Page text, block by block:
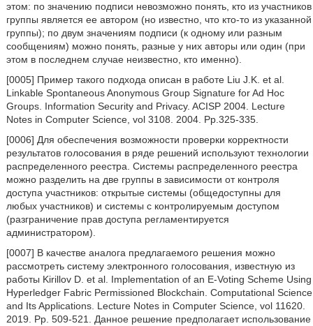
этом: по значению подписи невозможно понять, кто из участников
группы является ее автором (но известно, что кто-то из указанной
группы); по двум значениям подписи (к одному или разным
сообщениям) можно понять, разные у них авторы или один (при
этом в последнем случае неизвестно, кто именно).
[0005] Пример такого подхода описан в работе Liu J.K. et al.
Linkable Spontaneous Anonymous Group Signature for Ad Hoc
Groups. Information Security and Privacy. ACISP 2004. Lecture
Notes in Computer Science, vol 3108. 2004. Pp.325-335.
[0006] Для обеспечения возможности проверки корректности
результатов голосования в ряде решений используют технологии
распределенного реестра. Системы распределенного реестра
можно разделить на две группы в зависимости от контроля
доступа участников: открытые системы (общедоступны для
любых участников) и системы с контролируемым доступом
(разграничение прав доступа регламентируется
администратором).
[0007] В качестве аналога предлагаемого решения можно
рассмотреть систему электронного голосования, известную из
работы Kirillov D. et al. Implementation of an E-Voting Scheme Using
Hyperledger Fabric Permissioned Blockchain. Computational Science
and Its Applications. Lecture Notes in Computer Science, vol 11620.
2019. Pp. 509-521. Данное решение предполагает использование